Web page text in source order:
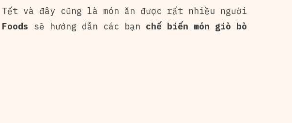
và đây cũng là món ăn được rất nhiều người
sẽ hướng dẫn các bạn chế biến món giò bò